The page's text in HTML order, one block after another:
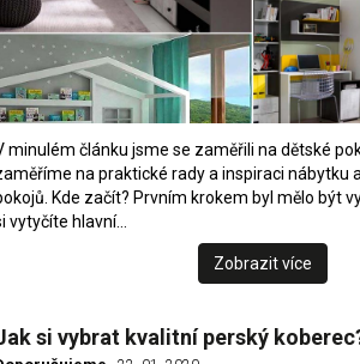
minulém článku jsme se zaměřili na dětské
na praktické rady a inspiraci nábytku
Kde začít? Prvním krokem byl mělo být
vytyčíte hlavní…
Zobrazit více
si vybrat kvalitní perský